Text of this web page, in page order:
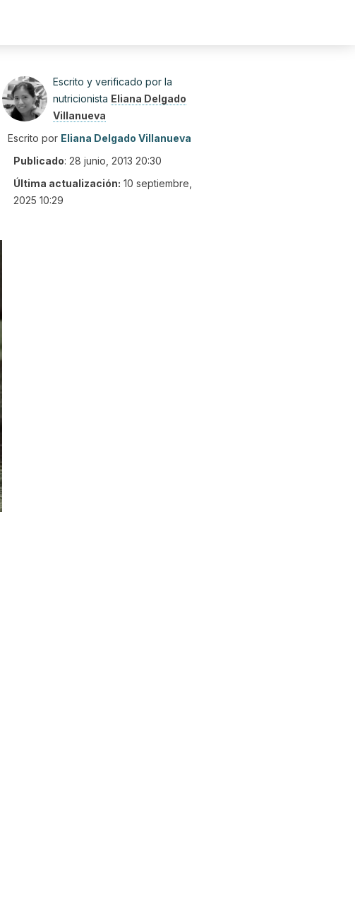
Escrito y verificado por la
nutricionista Eliana Delgado
Villanueva
Escrito por Eliana Delgado Villanueva
Publicado: 28 junio, 2013 20:30
Última actualización: 10 septiembre,
2025 10:29